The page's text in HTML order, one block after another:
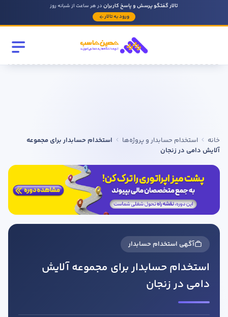
تالار گفتگو پرسش و پاسخ کاربراندر هر ساعت از شبانه روز
ورود به تالار
خانه استخدام حسابدار و پروژه‌ها
استخدام حسابدار برای مجموعه
آلایش دامی در زنجان
آگهی استخدام حسابدار
استخدام حسابدار برای مجموعه آلایش
دامی در زنجان
بله
خیر
در صورتی که سابقه دارید توضیح مختصر از فعالیتی که در حسابداری
در صورتی که سابقه دارید ، چه مهارت هایی در حسابداری دارید؟